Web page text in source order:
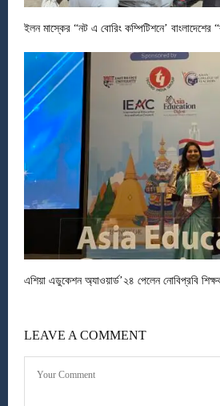
ইলন মাস্কের “নট এ বোরিং কম্পিটিশনে’ বাংলাদেশের
এশিয়া এডুকেশন অ্যাওয়ার্ড’২৪ পেলেন নোবিপ্রবি
LEAVE A COMMENT